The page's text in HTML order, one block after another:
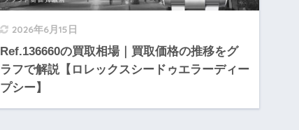
2026年6月15日
Ref.136660の買取相場｜買取価格の推移をグ
ラフで解説【ロレックスシードゥエラーディー
プシー】